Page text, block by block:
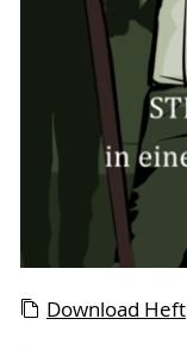
Download Heft